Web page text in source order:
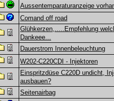
Aussentemparaturanzeige
Comand off road
Glühkerzen,.....Empfehlung
Dankeee...
Dauerstrom Innenbeleuchtung
W202-C220CDI - Injektoren
Einspritzdüse C220D undicht,
ausbauen?
Seitenairbag